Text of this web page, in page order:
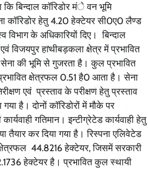
कि बिन्दाल कॉरिडोर मंे वन भूमि
कॉरिडोर हेतु 4.20 हेक्टेयर सी0ए0 लैण्ड
विभाग के अधिकारियों दिए। बिन्दाल
विजयपुर हाथीबड़कला क्षेत्र में प्रभावित
की भूमि से गुजरता है। कुल प्रभावित
क्षेत्रफल 0.51 है0 आता है। सेना
एवं प्रस्ताव के परीक्षण हेतु प्रस्ताव
है। दोनों कॉरिडोरों में मौके पर
गतिमान। इन्टीग्रेटेड कार्यवाही हेतु
तैयार कर दिया गया है। रिस्पना एलिवेटेड
44.8216 हेक्टेयर, जिसमें सरकारी
हेक्टेयर है। प्रभावित कुल स्थायी